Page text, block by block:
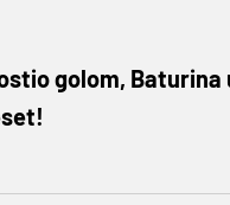
golom, Baturina